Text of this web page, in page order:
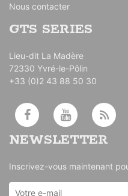
Nous contacter
GTS SERIES
Lieu-dit La Madère
72330 Yvré-le-Pôlin
+33 (0)2 43 88 50 30
NEWSLETTER
Inscrivez-vous maintenant